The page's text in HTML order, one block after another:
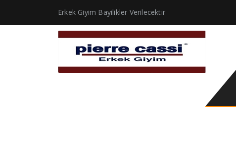
Erkek Giyim Bayilikler Verilecektir